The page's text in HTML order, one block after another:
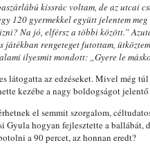
kissrác voltam, de az utcai
120 gyermekkel együtt jelentem
Na jó, elférsz a többi között.”
játékban rengeteget futottam,
ilyesmit mondott: „Gyere le
látogatta az edzéseket. Mivel még
kezébe a nagy boldogságot
el semmit szorgalom,
Gyula hogyan fejlesztette a
a 90 percet, az honnan eredt?